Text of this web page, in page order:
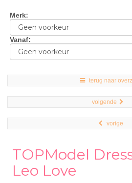
Merk:
Vanaf:
terug naar
volgende
vorige
TOPModel
Leo Love